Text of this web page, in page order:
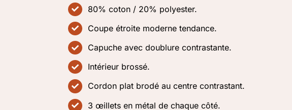
80% coton / 20% polyester.
Coupe étroite moderne tendance.
Capuche avec doublure contrastante.
Intérieur brossé.
Cordon plat brodé au centre contrastant.
3 œillets en métal de chaque côté.